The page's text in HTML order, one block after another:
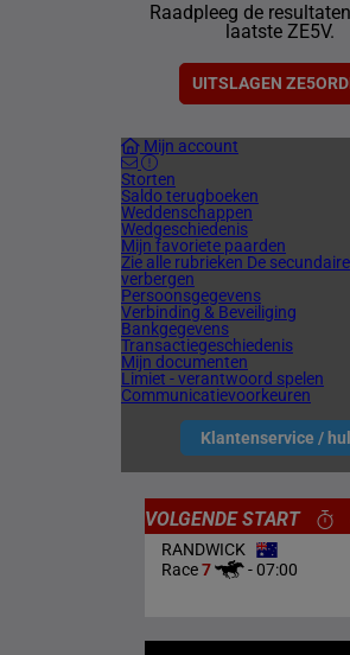
Raadpleeg de
laatste ZE5V.
UITSLAGEN
Mijn account
Storten
Saldo terugboeken
Weddenschappen
Wedgeschiedenis
Mijn favoriete paarden
Zie alle rubrieken De
verbergen
Persoonsgegevens
Verbinding & Beveiliging
Bankgegevens
Transactiegeschiedenis
Mijn documenten
Limiet - verantwoord spelen
Communicatievoorkeuren
Klantenservice /
VOLGENDE START
RANDWICK
Race7 -07:00